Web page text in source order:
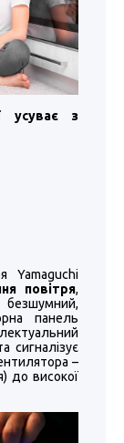
усуває з
Yamaguchi
повітря,
панель
сигналізує
–
до високої